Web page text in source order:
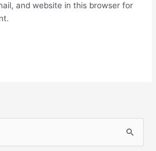
and website in this browser for